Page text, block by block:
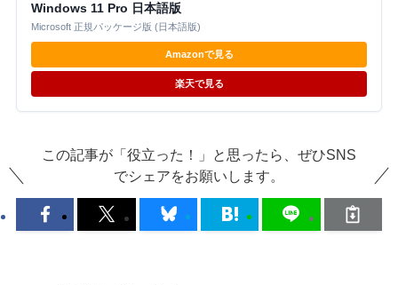
Windows 11 Pro 日本語版
Microsoft 正規パッケージ版 (日本語版)
Amazonで見る
楽天で見る
この記事が「役立った！」と思ったら、ぜひSNS
でシェアをお願いします。